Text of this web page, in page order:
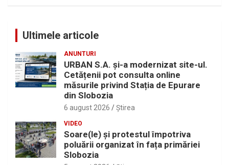
Ultimele articole
ANUNTURI
URBAN S.A. și-a modernizat site-ul.
Cetățenii pot consulta online
măsurile privind Stația de Epurare
din Slobozia
6 august 2026 Ştirea
VIDEO
Soare(le) și protestul împotriva
poluării organizat în fața primăriei
Slobozia